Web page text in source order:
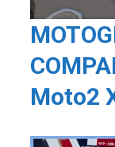
Moto2